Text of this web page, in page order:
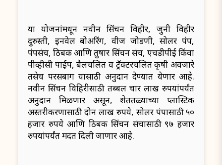
या योजनांमधून नवीन सिंचन विहीर, जुनी विहीर
दुरुस्ती, इनवेल बोअरिंग, वीज जोडणी, सोलर पंप,
पंपसंच, ठिबक आणि तुषार सिंचन संच, एचडीपीई किंवा
पीव्हीसी पाईप, बैलचलित व ट्रॅक्टरचलित कृषी अवजारे
तसेच परसबाग यासाठी अनुदान देण्यात येणार आहे.
नवीन सिंचन विहिरीसाठी तब्बल चार लाख रुपयांपर्यंत
अनुदान मिळणार असून, शेततळ्याच्या प्लास्टिक
अस्तरीकरणासाठी दोन लाख रुपये, सोलर पंपासाठी ५०
हजार रुपये आणि ठिबक सिंचन संचासाठी ९७ हजार
रुपयांपर्यंत मदत दिली जाणार आहे.